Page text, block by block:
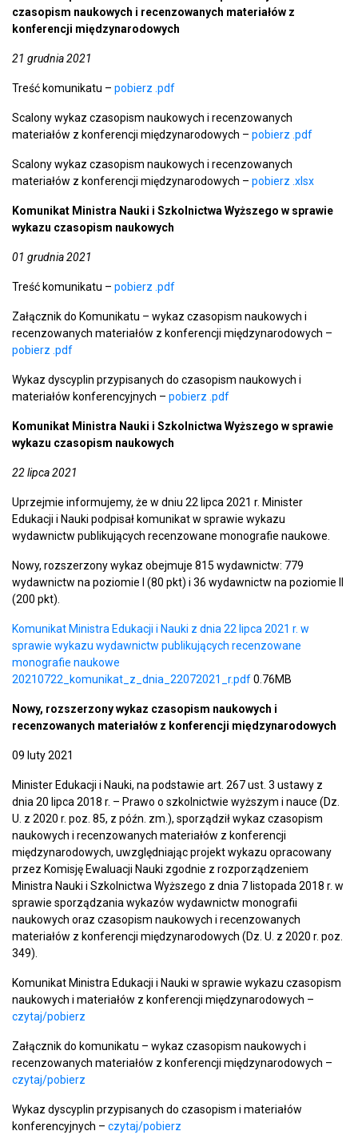
czasopism naukowych i recenzowanych materiałów z
konferencji międzynarodowych
21 grudnia 2021
Treść komunikatu – pobierz .pdf
Scalony wykaz czasopism naukowych i recenzowanych
materiałów z konferencji międzynarodowych – pobierz .pdf
Scalony wykaz czasopism naukowych i recenzowanych
materiałów z konferencji międzynarodowych – pobierz .xlsx
Komunikat Ministra Nauki i Szkolnictwa Wyższego w sprawie
wykazu czasopism naukowych
01 grudnia 2021
Treść komunikatu – pobierz .pdf
Załącznik do Komunikatu – wykaz czasopism naukowych i
recenzowanych materiałów z konferencji międzynarodowych –
pobierz .pdf
Wykaz dyscyplin przypisanych do czasopism naukowych i
materiałów konferencyjnych – pobierz .pdf
Komunikat Ministra Nauki i Szkolnictwa Wyższego w sprawie
wykazu czasopism naukowych
22 lipca 2021
Uprzejmie informujemy, że w dniu 22 lipca 2021 r. Minister
Edukacji i Nauki podpisał komunikat w sprawie wykazu
wydawnictw publikujących recenzowane monografie naukowe.
Nowy, rozszerzony wykaz obejmuje 815 wydawnictw: 779
wydawnictw na poziomie I (80 pkt) i 36 wydawnictw na poziomie II
(200 pkt).
Komunikat Ministra Edukacji i Nauki z dnia 22 lipca 2021 r. w
sprawie wykazu wydawnictw publikujących recenzowane
monografie naukowe
20210722​_komunikat​_z​_dnia​_22072021​_r.pdf0.76MB
Nowy, rozszerzony wykaz czasopism naukowych i
recenzowanych materiałów z konferencji międzynarodowych
09 luty 2021
Minister Edukacji i Nauki, na podstawie art. 267 ust. 3 ustawy z
dnia 20 lipca 2018 r. – Prawo o szkolnictwie wyższym i nauce (Dz.
U. z 2020 r. poz. 85, z późn. zm.), sporządził wykaz czasopism
naukowych i recenzowanych materiałów z konferencji
międzynarodowych, uwzględniając projekt wykazu opracowany
przez Komisję Ewaluacji Nauki zgodnie z rozporządzeniem
Ministra Nauki i Szkolnictwa Wyższego z dnia 7 listopada 2018 r. w
sprawie sporządzania wykazów wydawnictw monografii
naukowych oraz czasopism naukowych i recenzowanych
materiałów z konferencji międzynarodowych (Dz. U. z 2020 r. poz.
349).
Komunikat Ministra Edukacji i Nauki w sprawie wykazu czasopism
naukowych i materiałów z konferencji międzynarodowych –
czytaj/pobierz
Załącznik do komunikatu – wykaz czasopism naukowych i
recenzowanych materiałów z konferencji międzynarodowych –
czytaj/pobierz
Wykaz dyscyplin przypisanych do czasopism i materiałów
konferencyjnych – czytaj/pobierz